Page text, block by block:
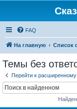
FAQ
На главную Список
Темы без
Перейти к расширенному